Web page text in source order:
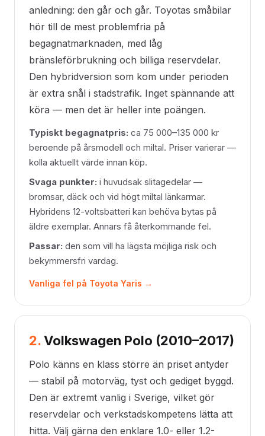
anledning: den går och går. Toyotas småbilar
hör till de mest problemfria på
begagnatmarknaden, med låg
bränsleförbrukning och billiga reservdelar.
Den hybridversion som kom under perioden
är extra snål i stadstrafik. Inget spännande att
köra — men det är heller inte poängen.
Typiskt begagnatpris: ca 75 000–135 000 kr
beroende på årsmodell och miltal. Priser varierar —
kolla aktuellt värde innan köp.
Svaga punkter: i huvudsak slitagedelar —
bromsar, däck och vid högt miltal länkarmar.
Hybridens 12-voltsbatteri kan behöva bytas på
äldre exemplar. Annars få återkommande fel.
Passar: den som vill ha lägsta möjliga risk och
bekymmersfri vardag.
Vanliga fel på Toyota Yaris →
2.Volkswagen Polo (2010–2017)
Polo känns en klass större än priset antyder
— stabil på motorväg, tyst och gediget byggd.
Den är extremt vanlig i Sverige, vilket gör
reservdelar och verkstadskompetens lätta att
hitta. Välj gärna den enklare 1.0- eller 1.2-